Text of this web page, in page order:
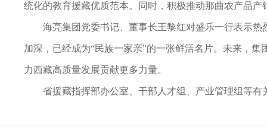
统化的教育援藏优质范本。同时，积极推动那曲农产品
海亮集团党委书记、董事长王黎红对盛乐一行表示
加深，已经成为“民族一家亲”的一张鲜活名片。未来，
力西藏高质量发展贡献更多力量。
省援藏指挥部办公室、干部人才组、产业管理组等有